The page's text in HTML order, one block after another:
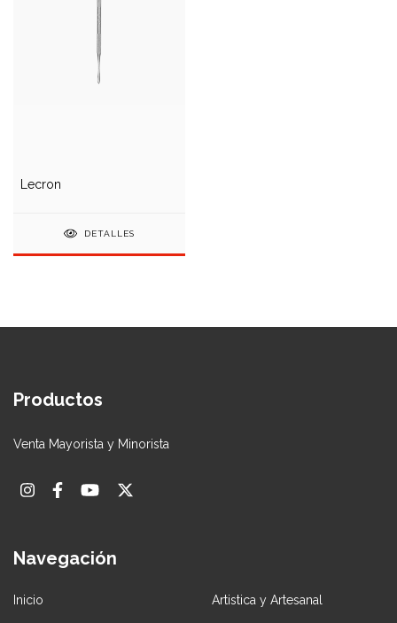
Lecron
DETALLES
Productos
Venta Mayorista y Minorista
Navegación
Inicio Artistica y Artesanal